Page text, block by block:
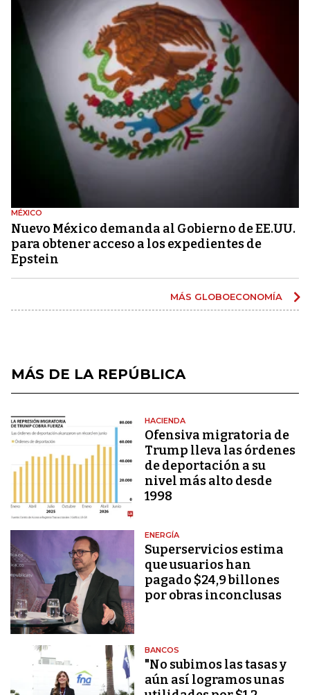
MÉXICO
Nuevo México demanda al Gobierno de EE.UU.
para obtener acceso a los expedientes de
Epstein
MÁS GLOBOECONOMÍA
MÁS DE LA REPÚBLICA
HACIENDA
Ofensiva migratoria de
Trump lleva las órdenes
de deportación a su
nivel más alto desde
1998
ENERGÍA
Superservicios estima
que usuarios han
pagado $24,9 billones
por obras inconclusas
BANCOS
"No subimos las tasas y
aún así logramos unas